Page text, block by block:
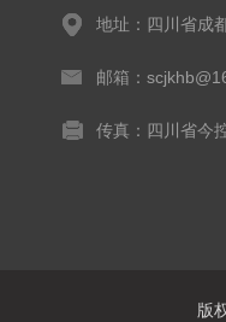
地址：四川省成
邮箱：
传真：四川省今
版